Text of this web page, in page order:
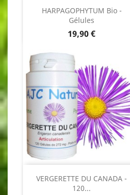
HARPAGOPHYTUM Bio -
Gélules
Prix
19,90 €
VERGERETTE DU CANADA -
120...